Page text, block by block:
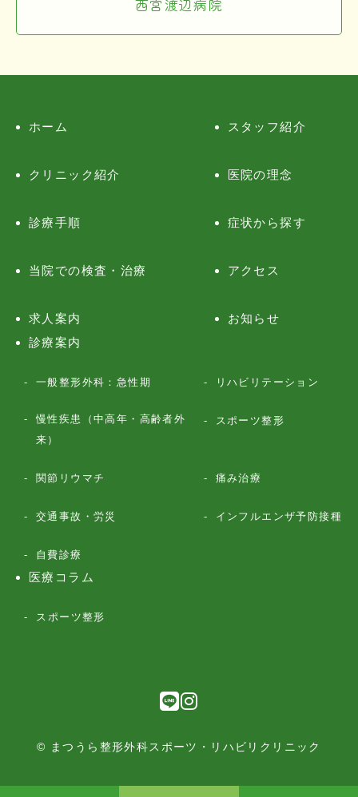
西宮渡辺病院
ホーム スタッフ紹介
クリニック紹介 医院の理念
診療手順 症状から探す
当院での検査・治療 アクセス
求人案内
お知らせ
診療案内
一般整形外科：急性期 リハビリテーション
慢性疾患（中高年・高齢者外
来）
スポーツ整形
関節リウマチ 痛み治療
交通事故・労災 インフルエンザ予防接種
自費診療
医療コラム
スポーツ整形
© まつうら整形外科スポーツ・リハビリクリニック